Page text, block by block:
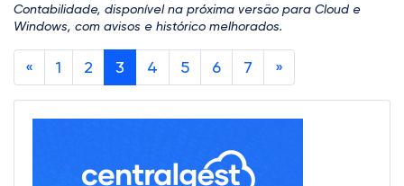
Contabilidade, disponível na próxima versão para Cloud e
Windows, com avisos e histórico melhorados.
« 1 2 3 4 5 6 7 »